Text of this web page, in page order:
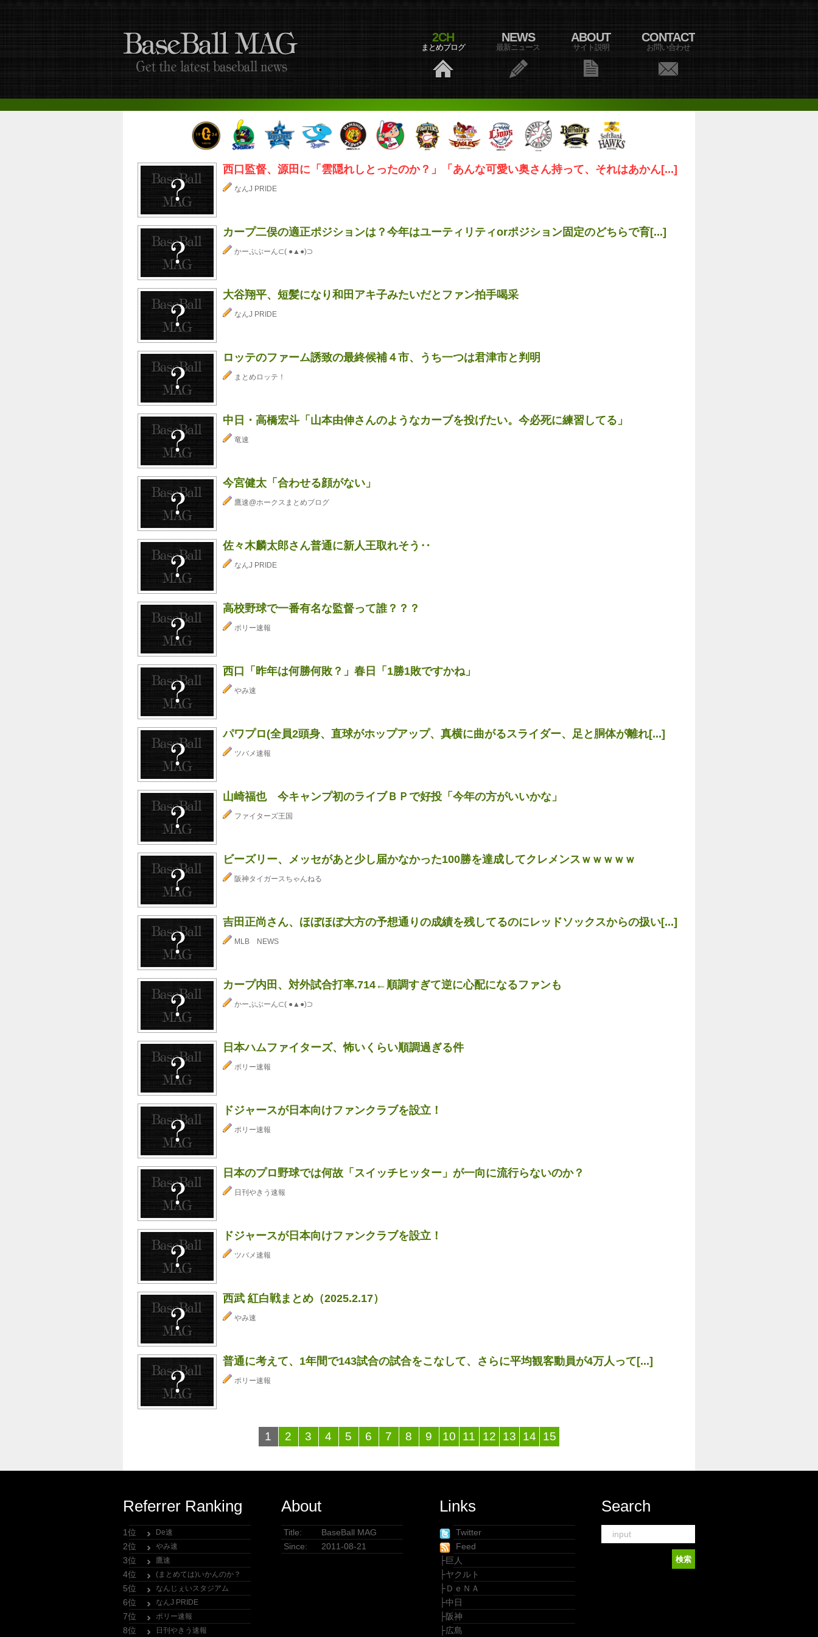
2CH
まとめブログ
NEWS
最新ニュース
ABOUT
サイト説明
CONTACT
お問い合わせ
西口監督、源田に「雲隠れしとったのか？」「あんな可愛い奥さん持って、それはあかん[...]
なんJ PRIDE
カープ二俣の適正ポジションは？今年はユーティリティorポジション固定のどちらで育[...]
かーぷぶーん⊂( ●▲●)⊃
大谷翔平、短髪になり和田アキ子みたいだとファン拍手喝采
なんJ PRIDE
ロッテのファーム誘致の最終候補４市、うち一つは君津市と判明
まとめロッテ！
中日・高橋宏斗「山本由伸さんのようなカーブを投げたい。今必死に練習してる」
竜速
今宮健太「合わせる顔がない」
鷹速@ホークスまとめブログ
佐々木麟太郎さん普通に新人王取れそう‥
なんJ PRIDE
高校野球で一番有名な監督って誰？？？
ポリー速報
西口「昨年は何勝何敗？」春日「1勝1敗ですかね」
やみ速
パワプロ(全員2頭身、直球がホップアップ、真横に曲がるスライダー、足と胴体が離れ[...]
ツバメ速報
山崎福也 今キャンプ初のライブＢＰで好投「今年の方がいいかな」
ファイターズ王国
ビーズリー、メッセがあと少し届かなかった100勝を達成してクレメンスｗｗｗｗｗ
阪神タイガースちゃんねる
吉田正尚さん、ほぼほぼ大方の予想通りの成績を残してるのにレッドソックスからの扱い[...]
MLB NEWS
カープ内田、対外試合打率.714←順調すぎて逆に心配になるファンも
かーぷぶーん⊂( ●▲●)⊃
日本ハムファイターズ、怖いくらい順調過ぎる件
ポリー速報
ドジャースが日本向けファンクラブを設立！
ポリー速報
日本のプロ野球では何故「スイッチヒッター」が一向に流行らないのか？
日刊やきう速報
ドジャースが日本向けファンクラブを設立！
ツバメ速報
西武 紅白戦まとめ（2025.2.17）
やみ速
普通に考えて、1年間で143試合の試合をこなして、さらに平均観客動員が4万人って[...]
ポリー速報
1 2 3 4 5 6 7 8 9 10 11 12 13 14 15
Referrer Ranking
1位 De速
2位 やみ速
3位 鷹速
4位 (まとめては)いかんのか？
5位 なんじぇいスタジアム
6位 なんJ PRIDE
7位 ポリー速報
8位 日刊やきう速報
About
Title:
BaseBall MAG
Since:
2011-08-21
Links
Twitter
Feed
├巨人
├ヤクルト
├ＤｅＮＡ
├中日
├阪神
├広島
Search